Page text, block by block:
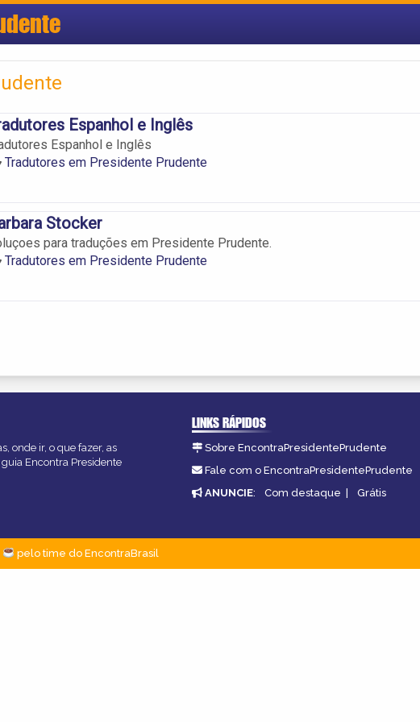
Espanhol e Inglês
Espanhol e Inglês
Tradutores em Presidente Prudente
Stocker
para traduções em Presidente Prudente.
Tradutores em Presidente Prudente
onde ir, o que fazer, as
Encontra Presidente
LINKS RÁPIDOS
Sobre EncontraPresidentePrudente
Fale com o EncontraPresidentePrudente
ANUNCIE: Com destaque | Grátis
pelo time do EncontraBrasil